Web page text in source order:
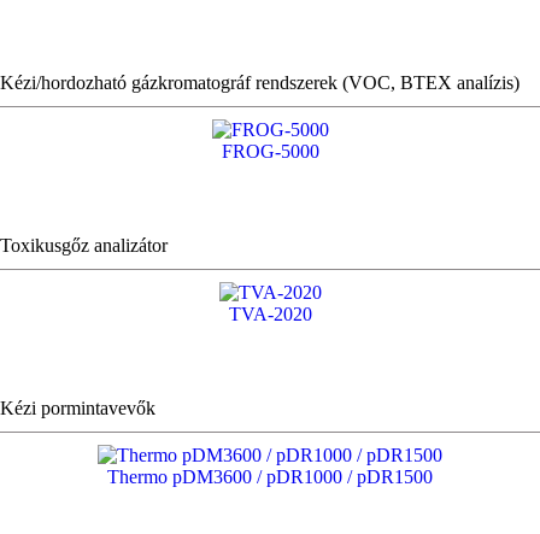
Kézi/hordozható gázkromatográf rendszerek (VOC, BTEX analízis)
FROG-5000
Toxikusgőz analizátor
TVA-2020
Kézi pormintavevők
Thermo pDM3600 / pDR1000 / pDR1500